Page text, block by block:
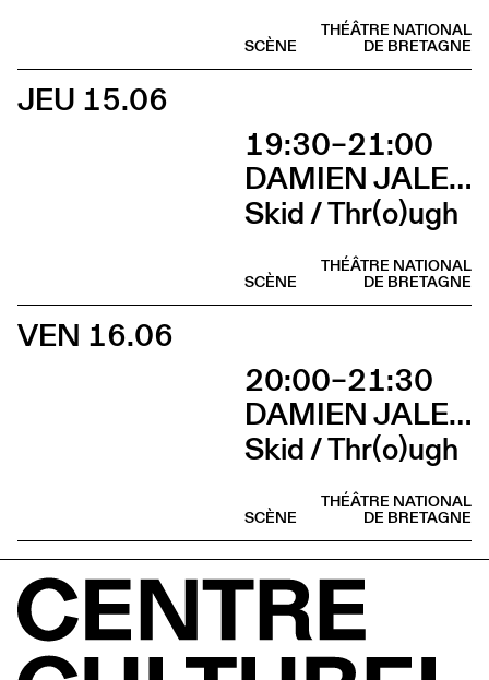
THÉÂTRE NATIONAL
DE BRETAGNE
SCÈNE
JEU 15.06
19:30–21:00
DAMIEN JALET BALLET DU GRAND THÉÂTRE DE GENÈVE
Skid / Thr(o)ugh
THÉÂTRE NATIONAL
DE BRETAGNE
SCÈNE
VEN 16.06
20:00–21:30
DAMIEN JALET BALLET DU GRAND THÉÂTRE DE GENÈVE
Skid / Thr(o)ugh
THÉÂTRE NATIONAL
DE BRETAGNE
SCÈNE